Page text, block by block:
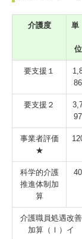
介護度 単
位
要支援１
86
要支援２
97
事業者評価
★
科学的介護
推進体制加
算
40
介護職員処遇改善
加算（Ⅰ）イ